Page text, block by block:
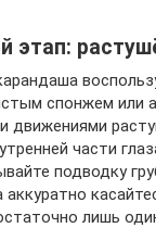
этап:
спонжем или
движениями
части
подводку
аккуратно
лишь